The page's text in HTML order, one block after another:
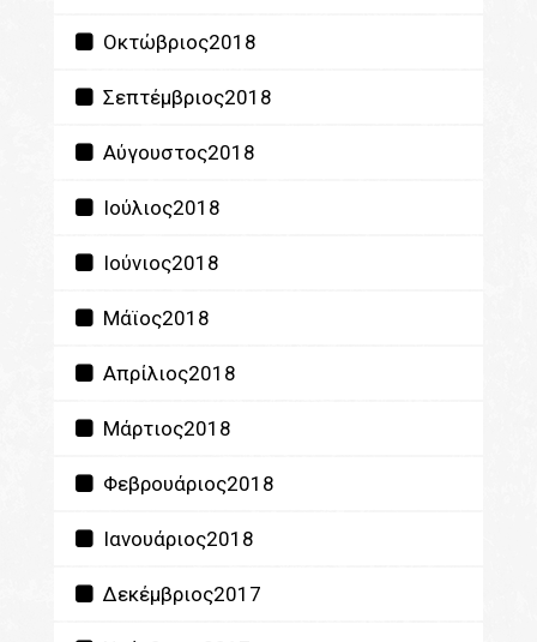
Οκτώβριος2018
Σεπτέμβριος2018
Αύγουστος2018
Ιούλιος2018
Ιούνιος2018
Μάϊος2018
Απρίλιος2018
Μάρτιος2018
Φεβρουάριος2018
Ιανουάριος2018
Δεκέμβριος2017